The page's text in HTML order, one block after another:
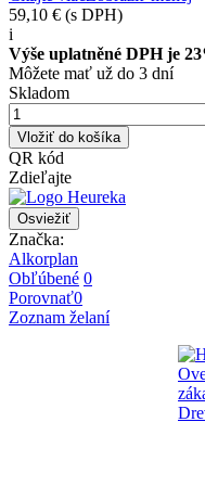
59,10 € (s DPH)
i
Výše uplatněné DPH je
Môžete mať už do 3 dní
Skladom
Vložiť do košíka
QR kód
Zdieľajte
Značka:
Alkorplan
Obľúbené 0
Porovnať0
Zoznam želaní